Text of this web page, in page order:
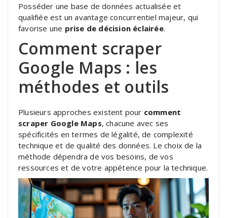
Posséder une base de données actualisée et
qualifiée est un avantage concurrentiel majeur, qui
favorise une prise de décision éclairée.
Comment scraper
Google Maps : les
méthodes et outils
Plusieurs approches existent pour comment
scraper Google Maps, chacune avec ses
spécificités en termes de légalité, de complexité
technique et de qualité des données. Le choix de la
méthode dépendra de vos besoins, de vos
ressources et de votre appétence pour la technique.